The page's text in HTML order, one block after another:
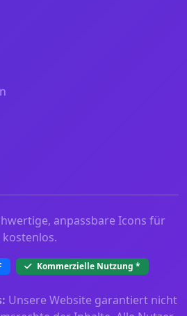
anpassbare Icons für
Kommerzielle Nutzung *
Unsere Website garantiert nicht